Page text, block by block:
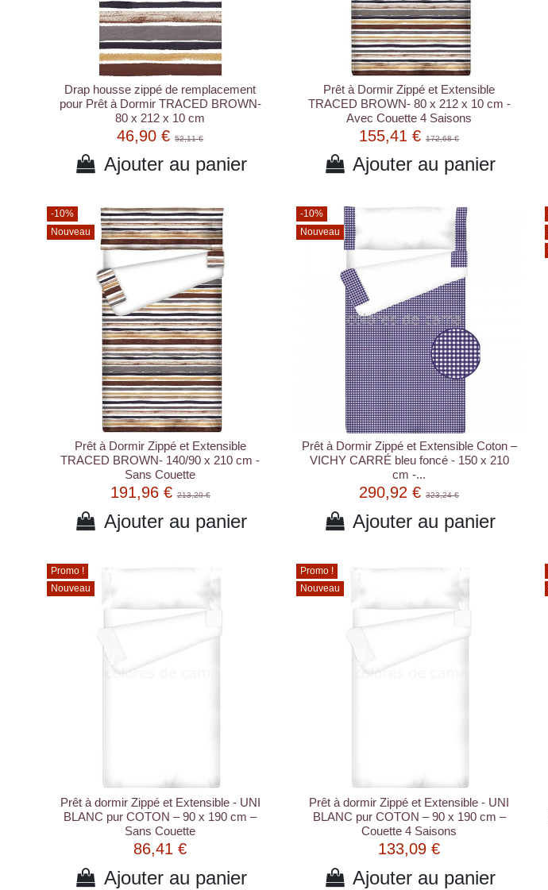
Drap housse zippé de remplacement
pour Prêt à Dormir TRACED BROWN-
80 x 212 x 10 cm
46,90 €52,11 €
Ajouter au panier
Prêt à Dormir Zippé et Extensible
TRACED BROWN- 80 x 212 x 10 cm -
Avec Couette 4 Saisons
155,41 €172,68 €
Ajouter au panier
-10%
Nouveau
Prêt à Dormir Zippé et Extensible
TRACED BROWN- 140/90 x 210 cm -
Sans Couette
191,96 €213,29 €
Ajouter au panier
-10%
Nouveau
Prêt à Dormir Zippé et Extensible Coton –
VICHY CARRÉ bleu foncé - 150 x 210
cm -...
290,92 €323,24 €
Ajouter au panier
Promo !
Nouveau
Prêt à dormir Zippé et Extensible - UNI
BLANC pur COTON – 90 x 190 cm –
Sans Couette
86,41 €
Ajouter au panier
Promo !
Nouveau
Prêt à dormir Zippé et Extensible - UNI
BLANC pur COTON – 90 x 190 cm –
Couette 4 Saisons
133,09 €
Ajouter au panier